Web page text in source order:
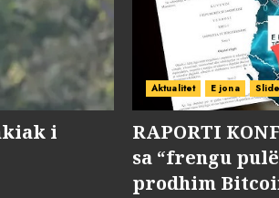
i
Aktualitet E jona
RAPORTI
sa “frengu
prodhim